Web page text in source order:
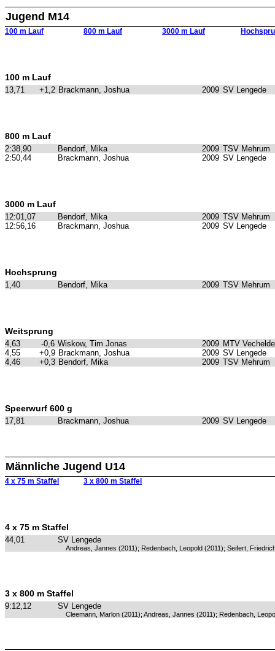
Jugend M14
100 m Lauf 800 m Lauf 3000 m Lauf
100 m Lauf
13,71 +1,2 Brackmann, Joshua 2009 SV Lengede
800 m Lauf
2:38,90 Bendorf, Mika 2009 TSV Mehrum
2:50,44
Brackmann, Joshua 2009 SV Lengede
3000 m Lauf
12:01,07 Bendorf, Mika 2009 TSV Mehrum
12:56,16
Brackmann, Joshua 2009 SV Lengede
Hochsprung
1,40 Bendorf, Mika 2009 TSV Mehrum
Weitsprung
4,63 -0,6 Wiskow, Tim Jonas 2009 MTV Vechelde
4,55
+0,9 Brackmann, Joshua 2009 SV Lengede
4,46
+0,3 Bendorf, Mika 2009 TSV Mehrum
Speerwurf 600 g
17,81 Brackmann, Joshua 2009 SV Lengede
Männliche Jugend U14
4 x 75 m Staffel 3 x 800 m Staffel
4 x 75 m Staffel
44,01 SV Lengede
Andreas, Jannes (2011); Redenbach, Leopold (2011); Seifert,
3 x 800 m Staffel
9:12,12 SV Lengede
Cleemann, Marlon (2011); Andreas, Jannes (2011); Redenbach,